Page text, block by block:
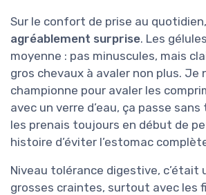
Sur le confort de prise au
agréablement surprise. Les
moyenne : pas minuscules, mais
gros chevaux à avaler non plus. Je
championne pour avaler les
avec un verre d’eau, ça passe
les prenais toujours en début de
histoire d’éviter l’estomac
Niveau tolérance digestive, c’était
grosses craintes, surtout avec les